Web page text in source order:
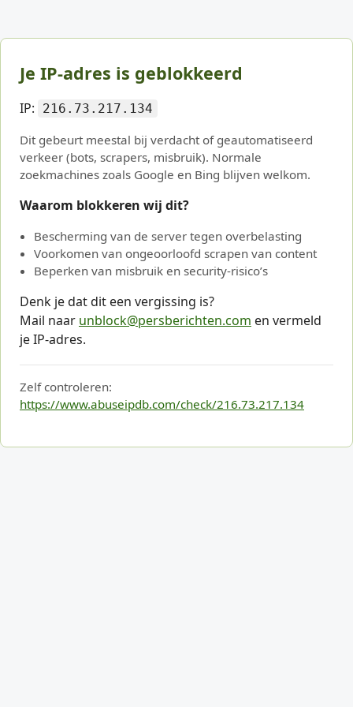
Je IP-adres is geblokkeerd
IP: 216.73.217.134
Dit gebeurt meestal bij verdacht of geautomatiseerd
verkeer (bots, scrapers, misbruik). Normale
zoekmachines zoals Google en Bing blijven welkom.
Waarom blokkeren wij dit?
Bescherming van de server tegen overbelasting
Voorkomen van ongeoorloofd scrapen van content
Beperken van misbruik en security-risico’s
Denk je dat dit een vergissing is?
Mail naar unblock@persberichten.com en vermeld
je IP-adres.
Zelf controleren:
https://www.abuseipdb.com/check/216.73.217.134